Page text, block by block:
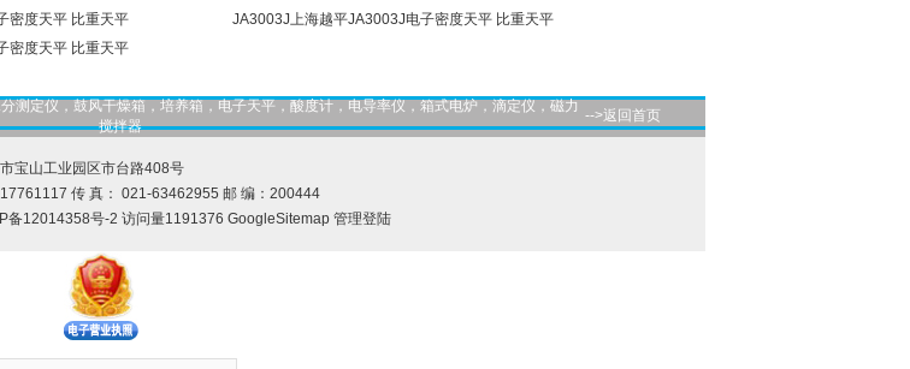
密度天平 比重天平
JA3003J上海越平JA3003J电子密度天平 比重天平
密度天平 比重天平
测定仪，鼓风干燥箱，培养箱，电子天平，酸度计，电导率仪，箱式电炉，滴定仪，磁力
搅拌器
-->返回首页
宝山工业园区市台路408号
传 真： 021-63462955 邮 编：200444
备12014358号-2 访问量1191376 GoogleSitemap 管理登陆